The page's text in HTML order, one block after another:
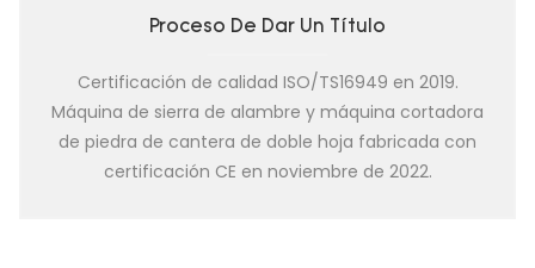
Proceso De Dar Un Título
Certificación de calidad ISO/TS16949 en 2019.
Máquina de sierra de alambre y máquina cortadora
de piedra de cantera de doble hoja fabricada con
certificación CE en noviembre de 2022.